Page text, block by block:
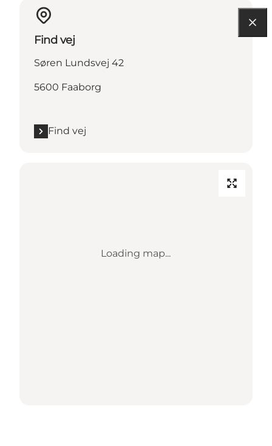
Find vej
Søren Lundsvej 42
5600 Faaborg
Find vej
Loading map...